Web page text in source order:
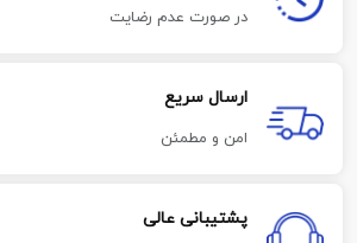
در صورت عدم رضایت
ارسال سریع
امن و مطمئن
پشتیبانی عالی